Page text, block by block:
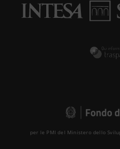
per le PMI del Ministero dello